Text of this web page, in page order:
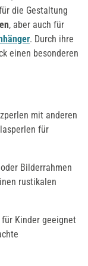
die Gestaltung
, aber auch für
. Durch ihre
einen besonderen
mit anderen
für
Bilderrahmen
rustikalen
Kinder geeignet